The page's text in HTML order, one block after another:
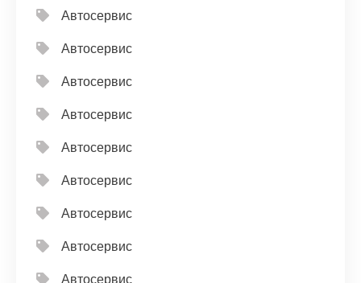
Автосервис
Автосервис
Автосервис
Автосервис
Автосервис
Автосервис
Автосервис
Автосервис
Автосервис